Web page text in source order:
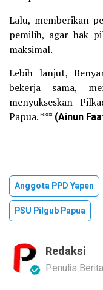
Lalu, memberikan
pemilih, agar hak
maksimal.
Lebih lanjut,
bekerja sama,
menyukseskan
Papua. *** (Ainun
Anggota PPD Yapen
PSU Pilgub Papua
Redaksi
Penulis Berita